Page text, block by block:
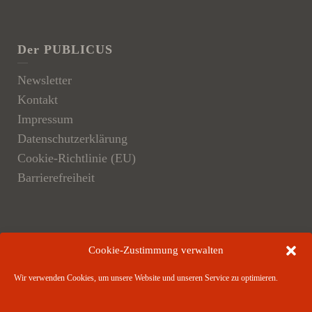
Cookie-Zustimmung verwalten
Wir verwenden Cookies, um unsere Website und unseren Service zu optimieren.
Der PUBLICUS
Newsletter
Kontakt
Impressum
Datenschutzerklärung
Cookie-Richtlinie (EU)
Barrierefreiheit